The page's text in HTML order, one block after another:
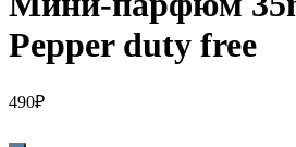
Pepper duty free
490₽